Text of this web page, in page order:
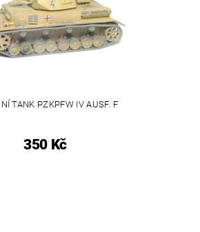
TANK PZKPFW IV AUSF. F
350 Kč